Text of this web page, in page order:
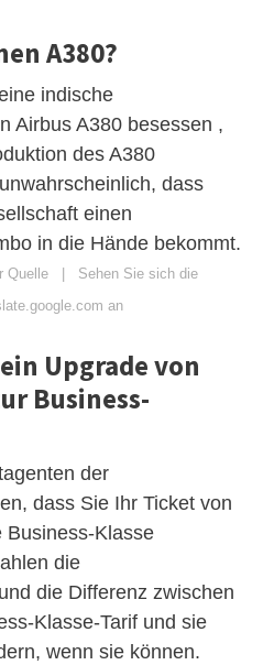
A380?
indische
Airbus A380 besessen ,
des A380
dass
einen
in die Hände bekommt.
Quelle | Sehen Sie sich die
an
Upgrade von
Business-
der
dass Sie Ihr Ticket von
Business-Klasse
die
die Differenz zwischen
Klasse-Tarif und sie
wenn sie können.